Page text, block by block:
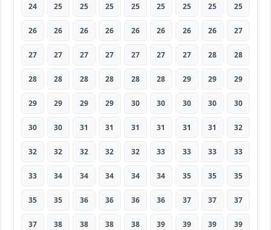
24 25 25 25 25 25 25 25 25
26 26 26 26 26 26 26 26 27
27 27 27 27 27 27 27 28 28
28 28 28 28 28 28 29 29 29
29 29 29 29 30 30 30 30 30
30 30 31 31 31 31 31 31 32
32 32 32 32 32 33 33 33 33
33 34 34 34 34 34 35 35 35
35 35 36 36 36 36 37 37 37
37 38 38 38 38 39 39 39 39